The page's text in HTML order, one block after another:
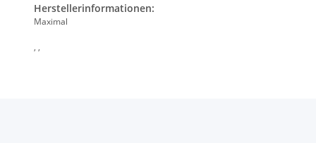
Herstellerinformationen:
Maximal
, ,